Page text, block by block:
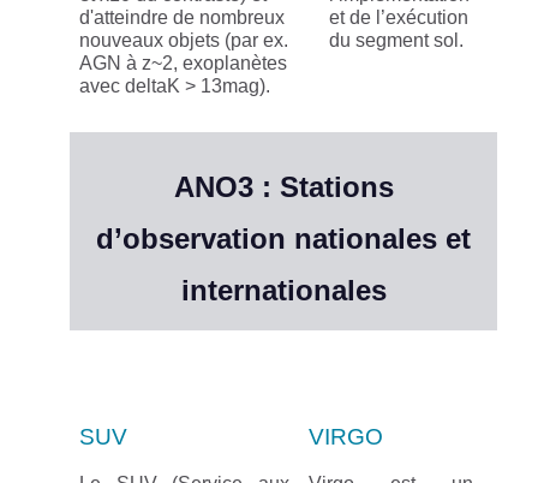
d'atteindre de nombreux
nouveaux objets (par ex.
AGN à z~2, exoplanètes
avec deltaK > 13mag).
et de l’exécution
du segment sol.
ANO3 : Stations
d’observation nationales et
internationales
SUV VIRGO